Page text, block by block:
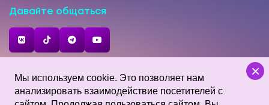
Давайте общаться
Карта сайта
×
Мы используем cookie. Это позволяет нам
анализировать взаимодействие посетителей с